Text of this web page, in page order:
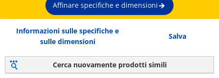
Affinare specifiche e dimensioni
Informazioni sulle specifiche e
sulle dimensioni
Salva
Cerca nuovamente prodotti simili